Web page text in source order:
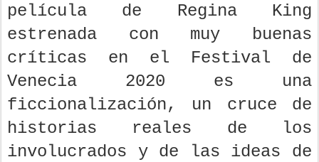
película de Regina King
estrenada con muy buenas
críticas en el Festival de
Venecia 2020 es una
ficcionalización, un cruce de
historias reales de los
involucrados y de las ideas de